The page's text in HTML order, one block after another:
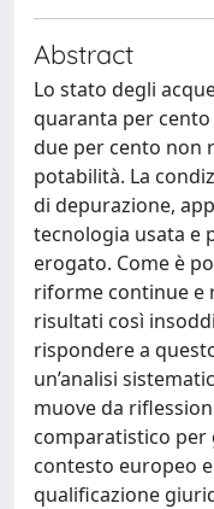
Abstract
Lo stato degli
quaranta per cento
due per cento non
potabilità. La
di depurazione,
tecnologia usata e
erogato. Come è
riforme continue e
risultati così
rispondere a
un’analisi
muove da
comparatistico per
contesto europeo
qualificazione